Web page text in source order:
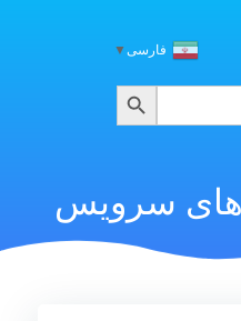
content
فارسی▼
سرویس